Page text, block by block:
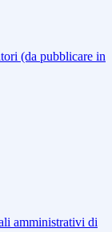
(da pubblicare in
amministrativi di